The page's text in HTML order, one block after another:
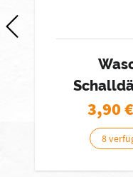
3,90
8